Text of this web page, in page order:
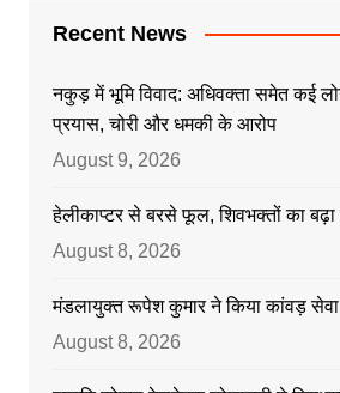
Recent News
नकुड़ में भूमि विवाद: अधिवक्ता समेत कई
प्रयास, चोरी और धमकी के आरोप
August 9, 2026
हेलीकाप्टर से बरसे फूल, शिवभक्तों का बढ़ा
August 8, 2026
मंडलायुक्त रूपेश कुमार ने किया कांवड़ सेवा
August 8, 2026